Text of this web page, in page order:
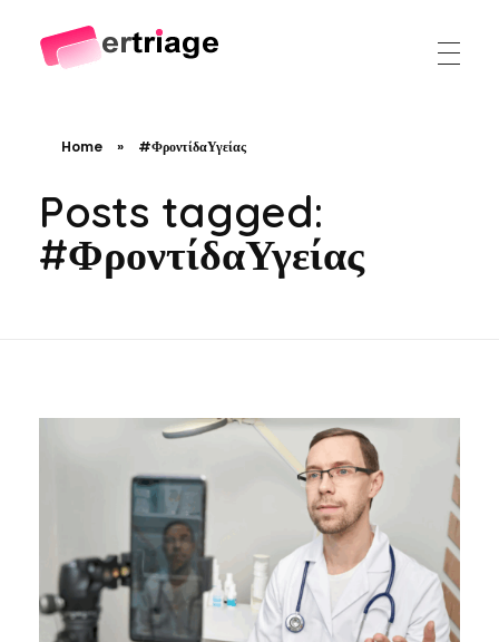
Home » #ΦροντίδαΥγείας
Posts tagged:
#ΦροντίδαΥγείας